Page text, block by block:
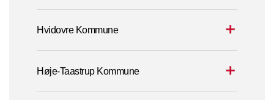
Hvidovre Kommune
Høje-Taastrup Kommune